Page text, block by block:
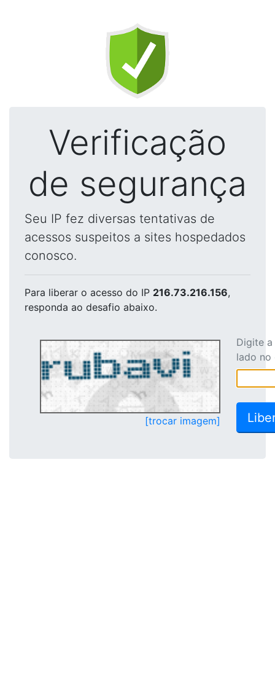
Verificação
de segurança
Seu IP fez diversas tentativas de
acessos suspeitos a sites hospedados
conosco.
Para liberar o acesso do IP 216.73.216.156,
responda ao desafio abaixo.
[trocar imagem]
Digite
lado no